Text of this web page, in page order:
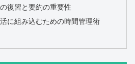
復習と要約の重要性
に組み込むための時間管理術